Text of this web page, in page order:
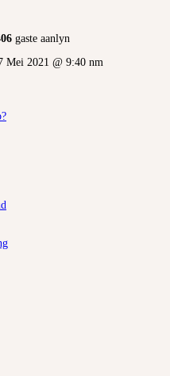
gaste aanlyn
Mei 2021 @ 9:40 nm